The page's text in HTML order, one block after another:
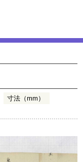
寸法（mm）